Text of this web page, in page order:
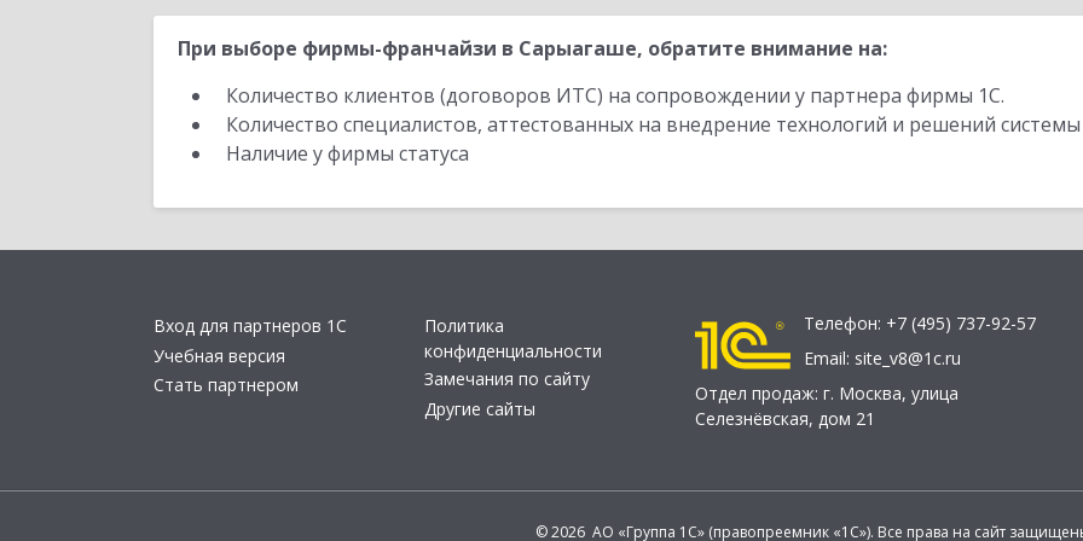
При выборе фирмы-франчайзи в Сарыагаше, обратите внимание на:
Количество клиентов (договоров ИТС) на сопровождении у партнера фирмы 1С.
Количество специалистов, аттестованных на внедрение технологий и решений
Наличие у фирмы статуса
Вход для партнеров 1С
Учебная версия
Стать партнером
Политика
конфиденциальности
Замечания по сайту
Другие сайты
Телефон: +7 (495) 737-92-57
Email: site_v8@1c.ru
Отдел продаж: г. Москва, улица
Селезнёвская, дом 21
© 2026 АО «Группа 1С» (правопреемник «1С»). Все права на сайт